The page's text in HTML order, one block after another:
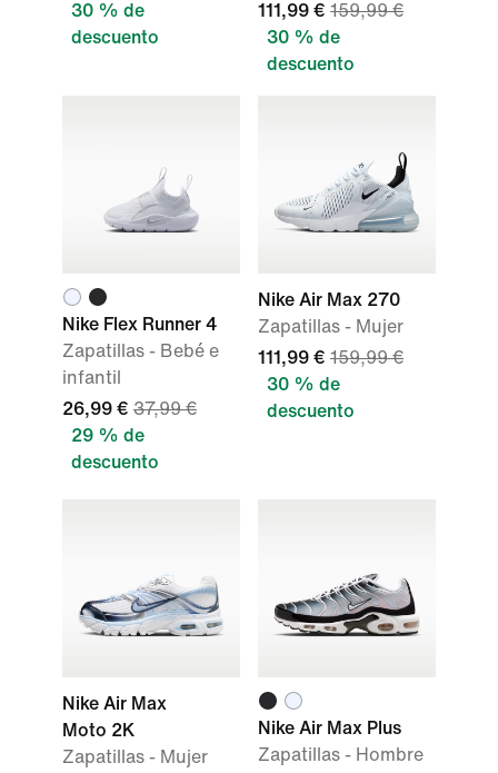
30 % de
descuento
111,99 € 159,99 €
30 % de
descuento
Nike Flex Runner 4
Zapatillas - Bebé e
infantil
26,99 € 37,99 €
29 % de
descuento
Nike Air Max 270
Zapatillas - Mujer
111,99 € 159,99 €
30 % de
descuento
Nike Air Max
Moto 2K
Zapatillas - Mujer
Nike Air Max Plus
Zapatillas - Hombre